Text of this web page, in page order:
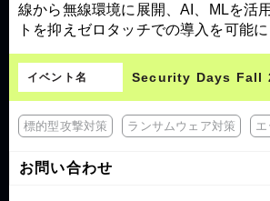
線から無線環境に展開、AI、MLを活
トを抑えゼロタッチでの導入を可能に
イベント名 Security Days Fall
標的型攻撃対策 ランサムウェア対策
お問い合わせ